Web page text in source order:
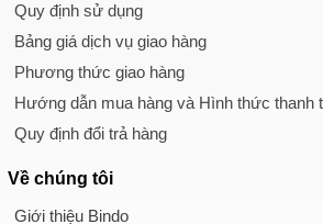
Quy định sử dụng
Bảng giá dịch vụ giao hàng
Phương thức giao hàng
Hướng dẫn mua hàng và Hình thức thanh
Quy định đổi trả hàng
Về chúng tôi
Giới thiệu Bindo